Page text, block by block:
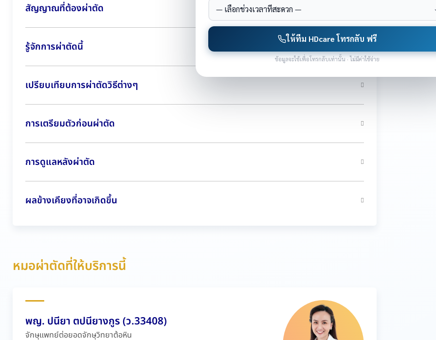
ให้ทีม HDcare โทรกลับ ฟรี
ข้อมูลจะใช้เพื่อโทรกลับเท่านั้น · ไม่มีค่าใช้จ่าย
สัญญาณที่ต้องผ่าตัด
รู้จักการผ่าตัดนี้
เปรียบเทียบการผ่าตัดวิธีต่างๆ
การเตรียมตัวก่อนผ่าตัด
การดูแลหลังผ่าตัด
ผลข้างเคียงที่อาจเกิดขึ้น
หมอผ่าตัดที่ให้บริการนี้
พญ. ปนียา ตปนียางกูร (ว.33408)
จักษุแพทย์ต่อยอดจักษุวิทยาต้อหิน